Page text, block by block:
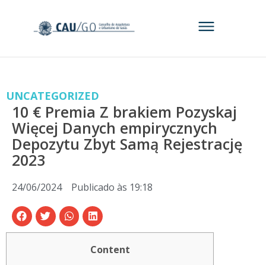
UNCATEGORIZED
10 € Premia Z brakiem Pozyskaj
Więcej Danych empirycznych
Depozytu Zbyt Samą Rejestrację
2023
24/06/2024 Publicado às 19:18
Content